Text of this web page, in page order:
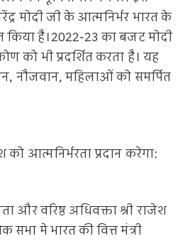
मोदी जी के आत्मनिर्भर भारत के
किया है।2022-23 का बजट मोदी
को भी प्रदर्शित करता है। यह
नौजवान, महिलाओं को समर्पित
आत्मनिर्भरता प्रदान करेगा:
और वरिष्ठ अधिवक्ता श्री राजेश
मे भारत की वित्त मंत्री